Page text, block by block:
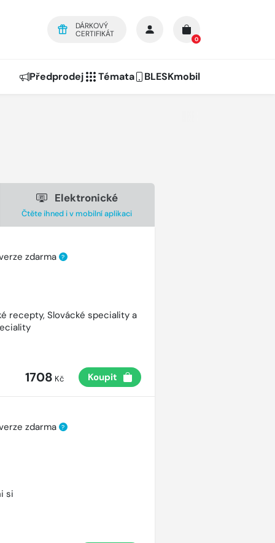
DÁRKOVÝ
CERTIFIKÁT
0
Předprodej Témata BLESKmobil
Elektronické
Čtěte ihned i v mobilní aplikaci
zdarma ?
recepty, Slovácké speciality a
1708 Kč Koupit
zdarma ?
si